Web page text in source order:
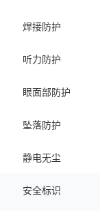
焊接防护
听力防护
眼面部防护
坠落防护
静电无尘
安全标识